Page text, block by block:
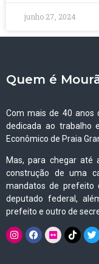
junho 27, 2024
Quem é
Com mais de 40 anos
dedicada ao trabalho
Econômico de Praia
Mas, para chegar até
construção de uma
mandatos de prefeito
deputado federal,
prefeito e outro de